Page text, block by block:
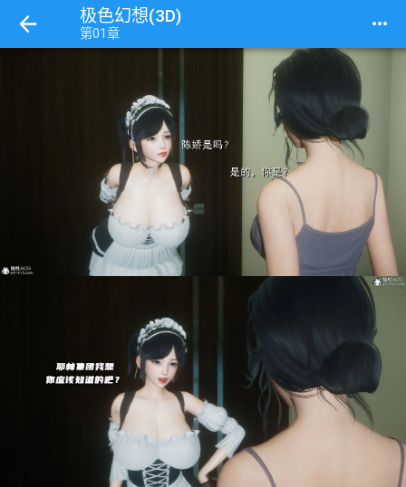
极色幻想(3D)
第01章 more_horiz